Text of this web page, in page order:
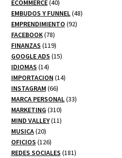
producto
ECOMMERCE 4040
productos
EMBUDOS Y FUNNEL 4848
EMPRENDIMIENTO 9292
FACEBOOK 7878
productos
FINANZAS 119119
productos
GOOGLE ADS 1515
IDIOMAS 1414
productos
IMPORTACION 1414
INSTAGRAM 6666
productos
MARCA PERSONAL 3333
MARKETING 310310
productos
MIND VALLEY 1111
MUSICA 2020
productos
OFICIOS 126126
productos
REDES SOCIALES 181181